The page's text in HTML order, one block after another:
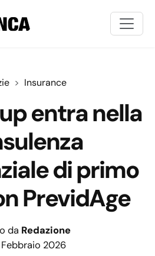
Insurance
entra nella
di primo
PrevidAge
da Redazione
2026